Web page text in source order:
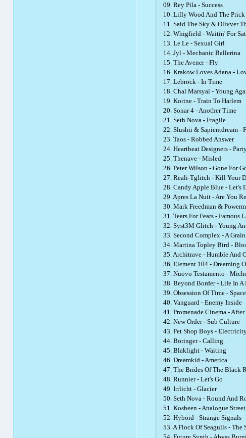
09. Rey Pila - Success
10. Lilly Wood And The Prick
11. Said The Sky & Olivver
12. Whigfield - Waitin' For
13. Le Le - Sexual Girl
14. Jyl - Mechanic Ballerina
15. The Avener - Fly
16. Krakow Loves Adana -
17. Lebrock - In Time
18. Chal Marsyal - Young
19. Korine - Train To Harlem
20. Sonar 4 - Another Time
21. Seth Nova - Fragile
22. Slushii & Sapientdream -
23. Taos - Robbed Answer
24. Heartbeat Designers -
25. Thenave - Misled
26. Peter Wilson - Gone For
27. Reali-Tglitch - Kill Your
28. Candy Apple Blue - Let's
29. Apres La Nuit - Are You
30. Mark Freedman &
31. Tears For Fears - Famous
32. Syst3M Glitch - Young
33. Second Complex - A
34. Martina Topley Bird -
35. Architrave - Humble And
36. Element 104 - Dreaming
37. Nuovo Testamento -
38. Beyond Border - Life In A
39. Obsession Of Time -
40. Vanguard - Enemy Inside
41. Promenade Cinema -
42. New Order - Sub Culture
43. Pet Shop Boys -
44. Boringer - Calling
45. Blaklight - Waiting
46. Dreamkid - America
47. The Brides Of The Black
48. Runnier - Let's Go
49. Irrlicht - Glacier
50. Seth Nova - Round And
51. Kosheen - Analogue
52. Hyboid - Strange Signals
53. A Flock Of Seagulls - The